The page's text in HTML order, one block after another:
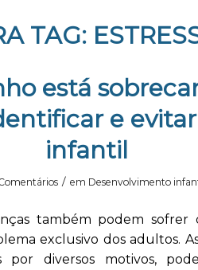
TAG:
está
e
infantil
/ em Desenvolvimento
também podem sofrer
exclusivo dos adultos.
por diversos motivos,